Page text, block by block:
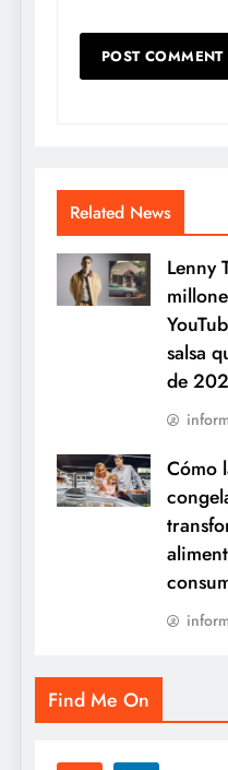
Related News
Lenny
salsa
de
Cómo
Find Me On